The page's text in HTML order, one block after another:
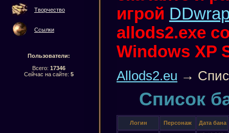
Творчество
Ссылки
Пользователи:
Всего: 17346
Сейчас на сайте: 5
игрой
allods2.exe
Windows XP
Allods2.eu →
Список
Логин Персонаж Дата бана